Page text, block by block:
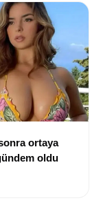
ortaya
oldu